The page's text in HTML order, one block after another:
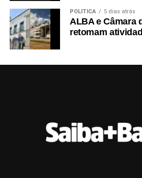
POLÍTICA 5 dias atrás
ALBA e Câmara
retomam